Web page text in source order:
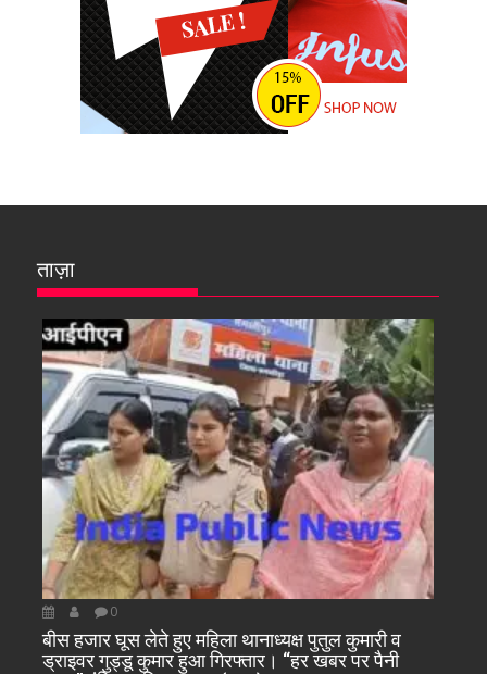
ताज़ा
0
बीस हजार घूस लेते हुए महिला थानाध्यक्ष पुतुल कुमारी व
ड्राइवर गुड्डू कुमार हुआ गिरफ्तार। “हर खबर पर पैनी